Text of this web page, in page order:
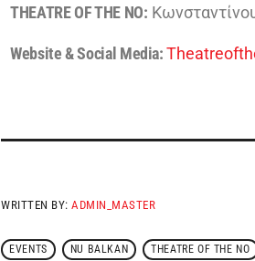
THEATRE OF THE NO:
Website & Social Media:
WRITTEN BY:ADMIN_MASTER
EVENTS NU BALKAN THEATRE OF THE NO